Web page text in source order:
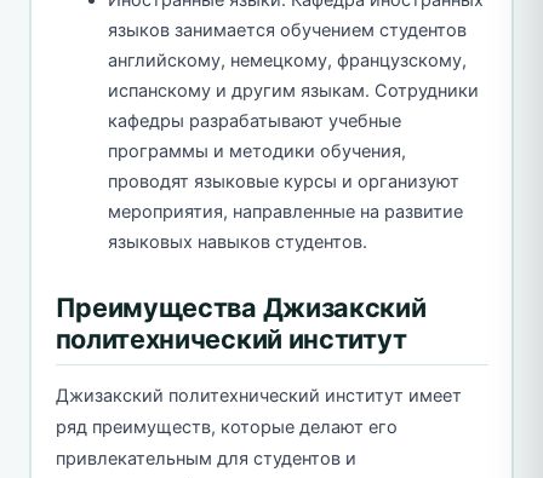
языков занимается обучением студентов
английскому, немецкому, французскому,
испанскому и другим языкам. Сотрудники
кафедры разрабатывают учебные
программы и методики обучения,
проводят языковые курсы и организуют
мероприятия, направленные на развитие
языковых навыков студентов.
Преимущества Джизакский
политехнический институт
Джизакский политехнический институт имеет
ряд преимуществ, которые делают его
привлекательным для студентов и